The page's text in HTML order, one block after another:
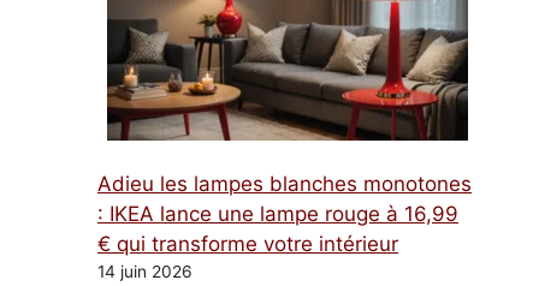
Adieu les lampes blanches monotones
: IKEA lance une lampe rouge à 16,99
€ qui transforme votre intérieur
14 juin 2026